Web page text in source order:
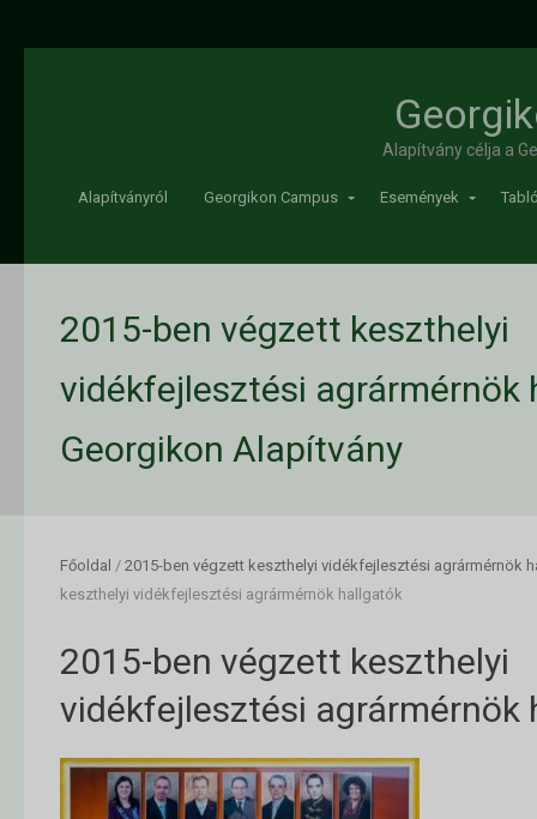
Alapítvány célja a
Alapítványról Georgikon Campus Események
2015-ben végzett keszthelyi
vidékfejlesztési agrármérnök
Georgikon Alapítvány
Főoldal / 2015-ben végzett keszthelyi vidékfejlesztési agrármérnök
keszthelyi vidékfejlesztési agrármérnök hallgatók
2015-ben végzett keszthelyi
vidékfejlesztési agrármérnök